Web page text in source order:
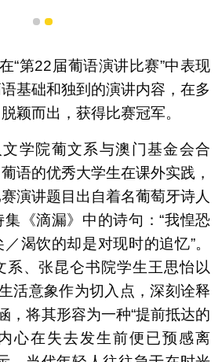
1 2
“第22届葡语演讲比赛”中表现
基础和独到的演讲内容，在多
颖而出，获得比赛冠军。
学院葡文系与澳门基金会合
语的优秀大学生在课外实践，
演讲题目出自着名葡萄牙诗人
《滴漏》中的诗句：“我惶恐
渴饮的却是对现时的追忆”。
系、张昆仑书院学生王思怡以
活意象作为切入点，深刻诠释
，将其形容为一种“提前抵达的
心在失去发生前便已预感离